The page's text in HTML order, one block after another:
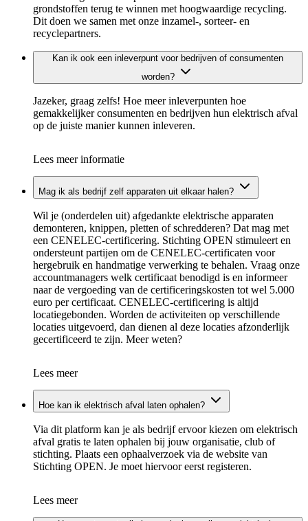
grondstoffen terug te winnen met hoogwaardige recycling.
Dit doen we samen met onze inzamel-, sorteer- en
recyclepartners.
Kan ik ook een inleverpunt voor bedrijven of consumenten
worden?
Jazeker, graag zelfs! Hoe meer inleverpunten hoe
gemakkelijker consumenten en bedrijven hun elektrisch afval
op de juiste manier kunnen inleveren.
Lees meer informatie
Mag ik als bedrijf zelf apparaten uit elkaar halen?
Wil je (onderdelen uit) afgedankte elektrische apparaten
demonteren, knippen, pletten of schredderen? Dat mag met
een CENELEC-certificering. Stichting OPEN stimuleert en
ondersteunt partijen om de CENELEC-certificaten voor
hergebruik en handmatige verwerking te behalen. Vraag onze
accountmanagers welk certificaat benodigd is en informeer
naar de vergoeding van de certificeringskosten tot wel 5.000
euro per certificaat. CENELEC-certificering is altijd
locatiegebonden. Worden de activiteiten op verschillende
locaties uitgevoerd, dan dienen al deze locaties afzonderlijk
gecertificeerd te zijn. Meer weten?
Lees meer
Hoe kan ik elektrisch afval laten ophalen?
Via dit platform kan je als bedrijf ervoor kiezen om elektrisch
afval gratis te laten ophalen bij jouw organisatie, club of
stichting. Plaats een ophaalverzoek via de website van
Stichting OPEN. Je moet hiervoor eerst registeren.
Lees meer